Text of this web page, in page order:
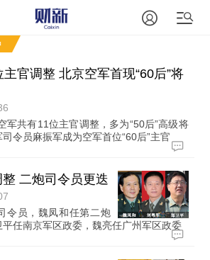
官调整 北京空军首现“60后”将
军共有11位主官调整，多为“50后”高级将
令员麻振军成为空军首位“60后”主官
二炮司令员更迭
令员，魏凤和任第二炮
任南京军区政委，魏亮任广州军区政委